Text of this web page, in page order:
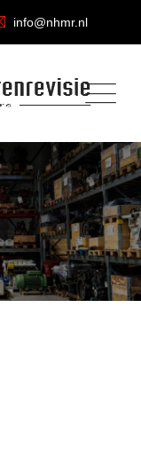
info@nhmr.nl